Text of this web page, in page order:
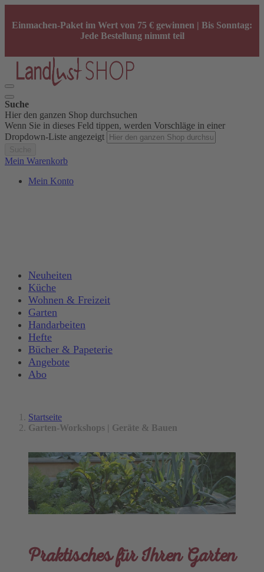
Einmachen-Paket im Wert von 75 € gewinnen | Bis Sonntag:
Jede Bestellung nimmt teil
Suche
Hier den ganzen Shop durchsuchen
Wenn Sie in dieses Feld tippen, werden Vorschläge in einer
Dropdown-Liste angezeigt
Mein Warenkorb
Mein Konto
Neuheiten
Küche
Wohnen & Freizeit
Garten
Handarbeiten
Hefte
Bücher & Papeterie
Angebote
Abo
Startseite
Garten-Workshops | Geräte & Bauen
Praktisches für Ihren Garten